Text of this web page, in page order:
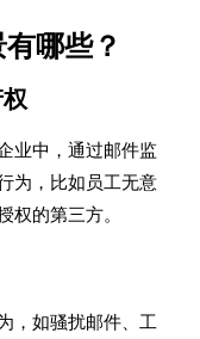
哪些？
业中，通过邮件监
为，比如员工无意
权的第三方。
，如骚扰邮件、工